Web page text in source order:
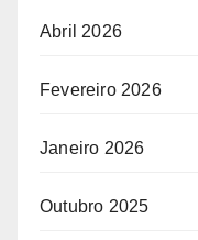
Abril 2026
Fevereiro 2026
Janeiro 2026
Outubro 2025